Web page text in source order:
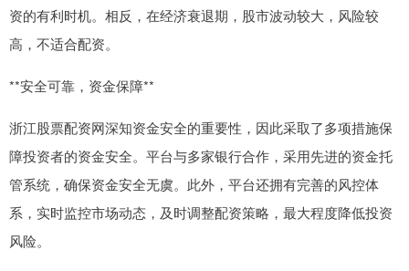
资的有利时机。相反，在经济衰退期，股市波动较大，风险较
高，不适合配资。
**安全可靠，资金保障**
浙江股票配资网深知资金安全的重要性，因此采取了多项措施保
障投资者的资金安全。平台与多家银行合作，采用先进的资金托
管系统，确保资金安全无虞。此外，平台还拥有完善的风控体
系，实时监控市场动态，及时调整配资策略，最大程度降低投资
风险。